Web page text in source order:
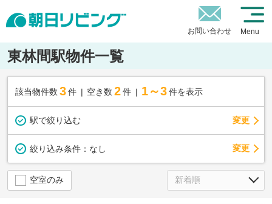
お問い合わせ Menu
東林間駅物件一覧
該当物件数 3件 空き数 2 件 1～3 件を表示
駅で絞り込む 変更
絞り込み条件： なし 変更
空室のみ